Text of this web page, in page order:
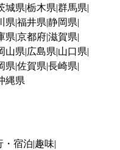
城県 栃木県 群馬県
県 福井県 静岡県
県 京都府滋賀県
山県 広島県 山口県
県 佐賀県 長崎県
縄県
・宿泊 趣味